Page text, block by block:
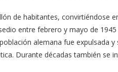
de habitantes, convirtiéndose
entre febrero y mayo de
alemana fue expulsada
Durante décadas también se